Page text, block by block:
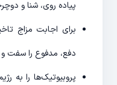
پیاده روی، شنا و
برای اجابت مزاج
دفع، مدفوع را سفت و
پروبیوتیک‌ها را به